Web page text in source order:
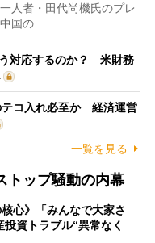
人者・田代尚機氏のプレ
中国の…
対応するのか？ 米財務
テコ入れ必至か 経済運営
一覧を見る
トップ騒動の内幕
心》「みんなで大家さ
資トラブル“異常なく